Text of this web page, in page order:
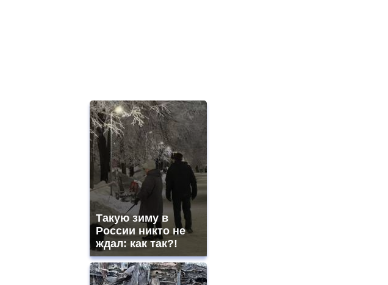
Такую зиму в
России никто не
ждал: как так?!